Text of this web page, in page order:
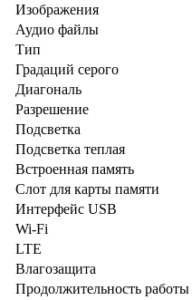
Изображения
Аудио файлы
Тип
Градаций серого
Диагональ
Разрешение
Подсветка
Подсветка теплая
Встроенная память
Слот для карты памяти
Интерфейс USB
Wi-Fi
LTE
Влагозащита
Продолжительность работы